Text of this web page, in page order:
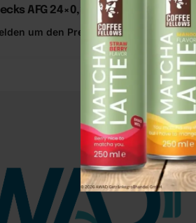
AFG 24×0,33 L
um den Preis zu sehen.
In den Warenkorb